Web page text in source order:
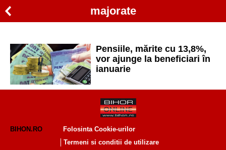
majorate
Pensiile, mărite cu 13,8%,
vor ajunge la beneficiari în
ianuarie
BIHON.RO
Folosinta Cookie-urilor
Termeni si conditii de utilizare